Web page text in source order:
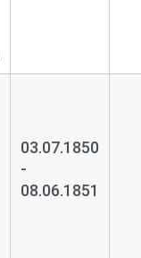
03.07.1850
-
08.06.1851